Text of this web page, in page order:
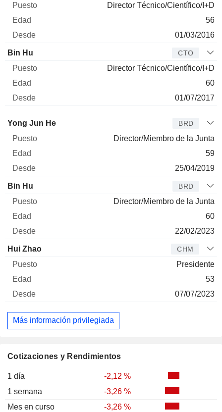
Cotizaciones y Rendimientos
1 día
-2,12 %
1 semana
-3,26 %
Mes en curso
-3,26 %
Director Técnico/Científico/I+D
56
01/03/2016
Bin Hu CTO
Director Técnico/Científico/I+D
60
01/07/2017
Administrador
Yong Jun He BRD
Director/Miembro de la Junta
59
25/04/2019
Bin Hu BRD
Director/Miembro de la Junta
60
22/02/2023
Hui Zhao CHM
Presidente
53
07/07/2023
Más información privilegiada